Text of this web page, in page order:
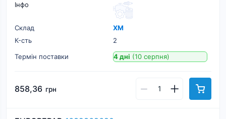
Інфо
Склад
ХМ
К-cть
2
Термін поставки
4 дні (10 серпня)
858,36 грн